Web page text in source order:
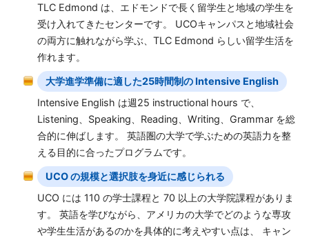
TLC Edmond は、エドモンドで長く留学生と地域の学生を
受け入れてきたセンターです。 UCOキャンパスと地域社会
の両方に触れながら学ぶ、TLC Edmond らしい留学生活を
作れます。
大学進学準備に適した25時間制の Intensive English
Intensive English は週25 instructional hours で、
Listening、Speaking、Reading、Writing、Grammar を総
合的に伸ばします。 英語圏の大学で学ぶための英語力を整
える目的に合ったプログラムです。
UCO の規模と選択肢を身近に感じられる
UCO には 110 の学士課程と 70 以上の大学院課程がありま
す。 英語を学びながら、アメリカの大学でどのような専攻
や学生生活があるのかを具体的に考えやすい点は、 キャン